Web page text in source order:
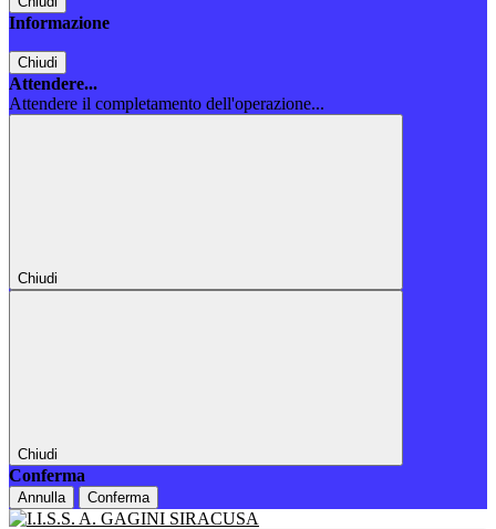
Informazione
Chiudi
Attendere...
Attendere il completamento dell'operazione...
Chiudi
Chiudi
Conferma
Annulla Conferma